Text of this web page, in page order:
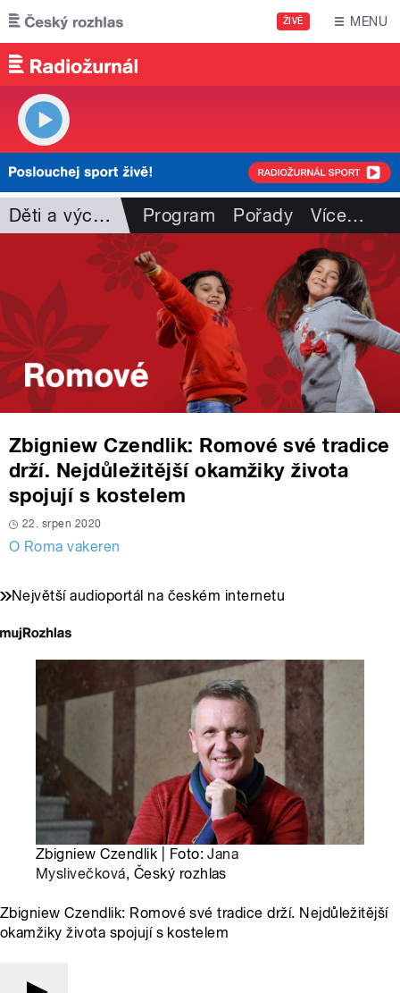
Přejít k hlavnímu obsahu
ŽIVĚ MENU
Děti a výchova Program Pořady Více…
Zbigniew Czendlik: Romové své tradice
drží. Nejdůležitější okamžiky života
spojují s kostelem
22. srpen 2020
O Roma vakeren
Největší audioportál na českém internetu
Zbigniew Czendlik | Foto:Jana
Myslivečková, Český rozhlas
Zbigniew Czendlik: Romové své tradice drží. Nejdůležitější
okamžiky života spojují s kostelem